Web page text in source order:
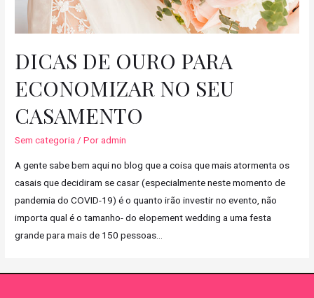
DICAS DE OURO PARA
ECONOMIZAR NO SEU
CASAMENTO
Sem categoria / Poradmin
A gente sabe bem aqui no blog que a coisa que mais atormenta os
casais que decidiram se casar (especialmente neste momento de
pandemia do COVID-19) é o quanto irão investir no evento, não
importa qual é o tamanho- do elopement wedding a uma festa
grande para mais de 150 pessoas…